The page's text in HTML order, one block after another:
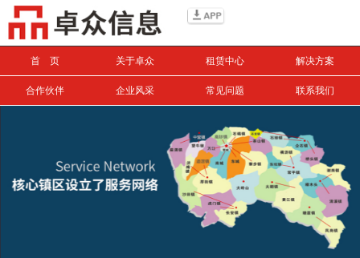
首 页 关于卓众 租赁中心 解决方案
合作伙伴 企业风采 常见问题 联系我们
搜索